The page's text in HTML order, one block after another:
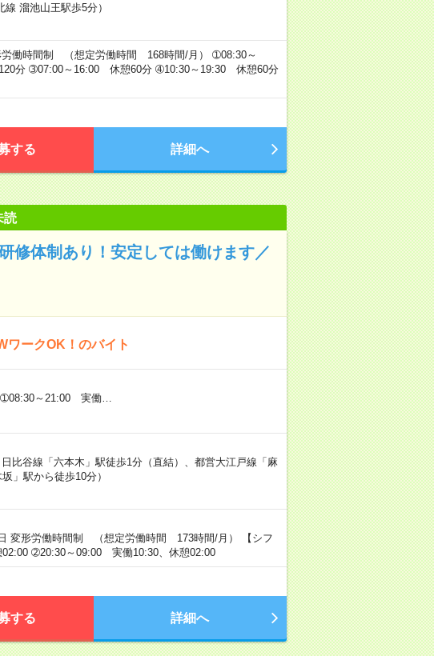
溜池山王駅歩5分）
労働時間制 （想定労働時間 168時間/月） ➀08:30～
分 ➂07:00～16:00 休憩60分 ➃10:30～19:30 休憩60分
する 詳細へ
読
修体制あり！安定しては働けます／
ワークOK！のバイト
➀08:30～21:00 実働…
比谷線「六本木」駅徒歩1分（直結）、都営大江戸線「麻
」駅から徒歩10分）
変形労働時間制 （想定労働時間 173時間/月） 【シフ
➁20:30～09:00 実働10:30、休憩02:00
する 詳細へ